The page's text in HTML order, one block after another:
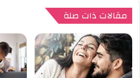
مقالات ذات صلة